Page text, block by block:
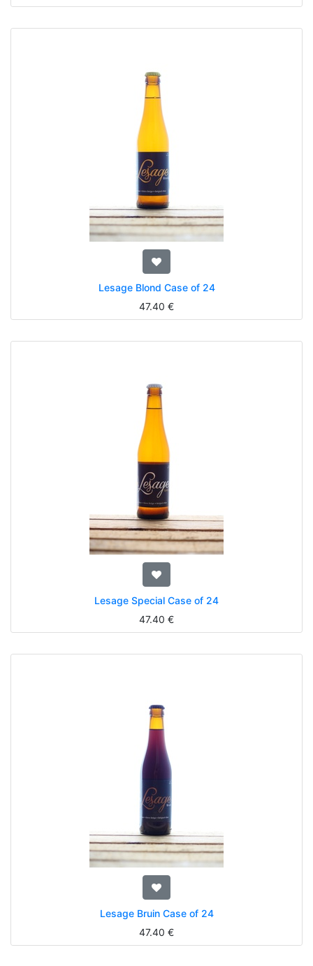
Lesage Blond Case of 24
47.40 €
Lesage Special Case of 24
47.40 €
Lesage Bruin Case of 24
47.40 €